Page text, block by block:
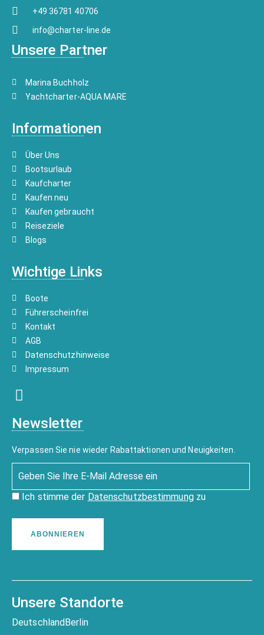
+49 36781 40706
info@charter-line.de
Unsere Partner
Marina Buchholz
Yachtcharter-AQUA MARE
Informationen
Über Uns
Bootsurlaub
Kaufcharter
Kaufen neu
Kaufen gebraucht
Reiseziele
Blogs
Wichtige Links
Boote
Führerscheinfrei
Kontakt
AGB
Datenschutzhinweise
Impressum
Newsletter
Verpassen Sie nie wieder Rabattaktionen und Neuigkeiten.
Ich stimme der Datenschutzbestimmungzu
ABONNIEREN
Unsere Standorte
DeutschlandBerlin